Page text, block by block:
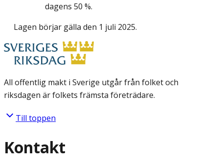
dagens 50 %.
Lagen börjar gälla den 1 juli 2025.
All offentlig makt i Sverige utgår från folket och
riksdagen är folkets främsta företrädare.
Till toppen
Kontakt